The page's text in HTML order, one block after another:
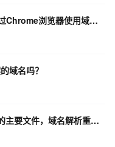
Web应用的域名与SSL证书绑定之后通过Chrome浏览器使用域名访问网站失败
域名吗？
你们好！有人懂网站吗，就是我改主机的主要文件，域名解析重新生效需要多久[思考]